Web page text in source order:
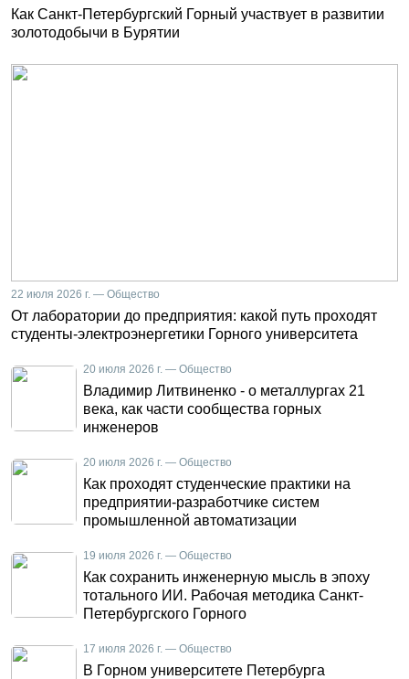
Как Санкт-Петербургский Горный участвует в развитии
золотодобычи в Бурятии
22 июля 2026 г. — Общество
От лаборатории до предприятия: какой путь проходят
студенты-электроэнергетики Горного университета
20 июля 2026 г. — Общество
Владимир Литвиненко - о металлургах 21
века, как части сообщества горных
инженеров
20 июля 2026 г. — Общество
Как проходят студенческие практики на
предприятии-разработчике систем
промышленной автоматизации
19 июля 2026 г. — Общество
Как сохранить инженерную мысль в эпоху
тотального ИИ. Рабочая методика Санкт-
Петербургского Горного
17 июля 2026 г. — Общество
В Горном университете Петербурга